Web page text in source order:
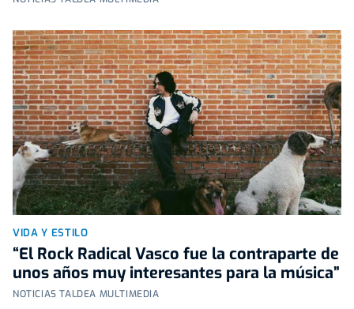
VIDA Y ESTILO
“El Rock Radical Vasco fue la contraparte de
unos años muy interesantes para la música”
NOTICIAS TALDEA MULTIMEDIA